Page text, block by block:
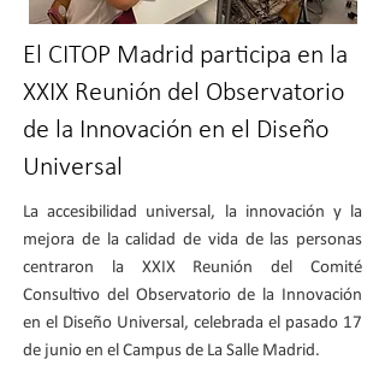
El CITOP Madrid participa en la
XXIX Reunión del Observatorio
de la Innovación en el Diseño
Universal
La accesibilidad universal, la innovación y la
mejora de la calidad de vida de las personas
centraron la XXIX Reunión del Comité
Consultivo del Observatorio de la Innovación
en el Diseño Universal, celebrada el pasado 17
de junio en el Campus de La Salle Madrid.